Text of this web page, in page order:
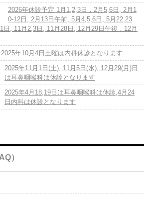
2026年休診予定 1月1,2,3日，2月5,6日, 2月1
0-12日, 2月13日午前, 5月4,5,6日, 5月22,23
日, 11月2,3日, 11月28日, 12月29日午後，12月
2025年10月4日土曜は内科休診となります
2025年11月1日(土), 11月5日(水), 12月29(月)日
は耳鼻咽喉科は休診となります
2025年4月18,19日は耳鼻咽喉科は休診,4月24
日内科は休診となります
）